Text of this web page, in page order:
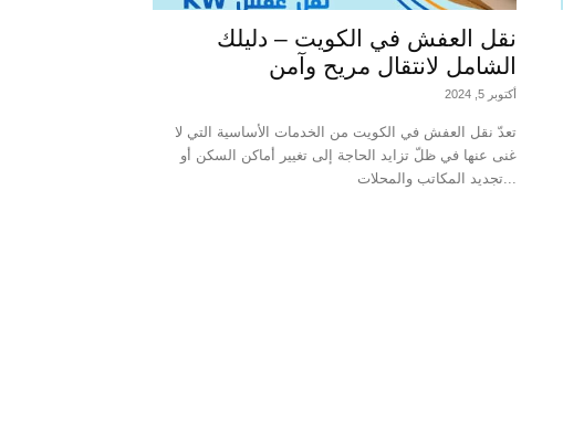
نقل العفش في الكويت – دليلك
الشامل لانتقال مريح وآمن
أكتوبر 5, 2024
تعدّ نقل العفش في الكويت من الخدمات الأساسية التي لا
غنى عنها في ظلّ تزايد الحاجة إلى تغيير أماكن السكن أو